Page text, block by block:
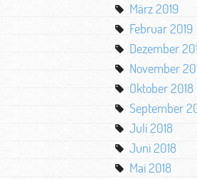
März 2019
Februar 2019
Dezember
November
Oktober 2018
September
Juli 2018
Juni 2018
Mai 2018